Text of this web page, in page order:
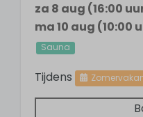
Algemeen
Elektronisch slot
Bed-, bad- en
Huisdieren
za 8 aug (16:00
ma 10 aug (10:00
Sauna
Tijdens